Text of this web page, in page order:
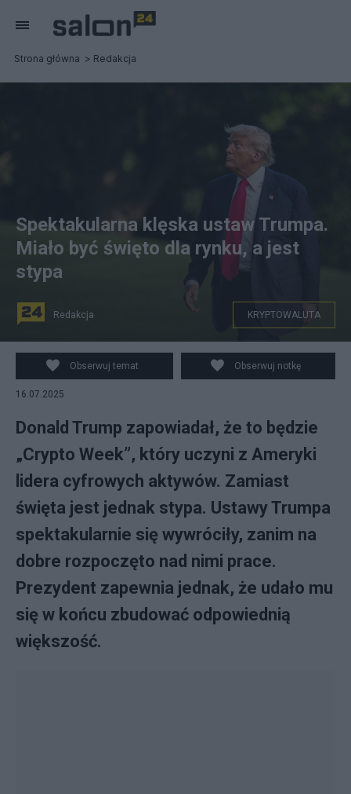
Strona główna Redakcja
na zdjęciu: prezydent USA Donald Trump. fot.
PAP/EPA/Al Drago / POOL
Spektakularna klęska ustaw Trumpa.
Miało być święto dla rynku, a jest
stypa
Redakcja KRYPTOWALUTA
Obserwuj temat Obserwuj notkę
16.07.2025
Donald Trump zapowiadał, że to będzie
„Crypto Week”, który uczyni z Ameryki
lidera cyfrowych aktywów. Zamiast
święta jest jednak stypa. Ustawy Trumpa
spektakularnie się wywróciły, zanim na
dobre rozpoczęto nad nimi prace.
Prezydent zapewnia jednak, że udało mu
się w końcu zbudować odpowiednią
większość.